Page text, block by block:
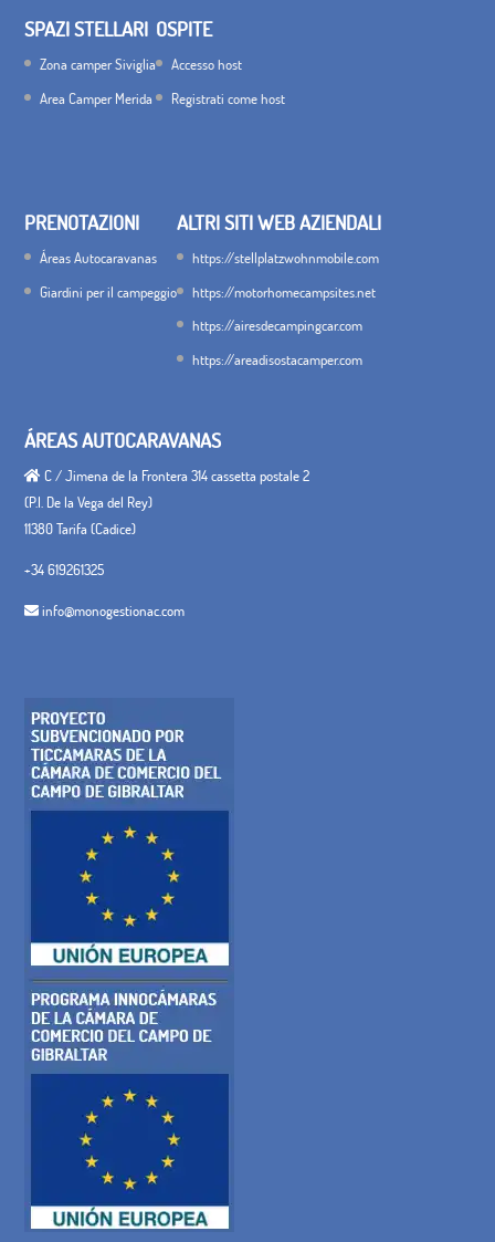
SPAZI STELLARI
Zona camper Siviglia
Area Camper Merida
OSPITE
Accesso host
Registrati come host
PRENOTAZIONI
Áreas Autocaravanas
Giardini per il campeggio
ALTRI SITI WEB AZIENDALI
https://stellplatzwohnmobile.com
https://motorhomecampsites.net
https://airesdecampingcar.com
https://areadisostacamper.com
ÁREAS AUTOCARAVANAS
C / Jimena de la Frontera 314 cassetta postale 2
(P.I. De la Vega del Rey)
11380 Tarifa (Cadice)
+34 619261325
info@monogestionac.com